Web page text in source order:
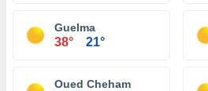
Guelma
38° 21°
Oued Cheham